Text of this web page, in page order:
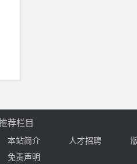
荐栏目
本站简介 人才招聘
免责声明